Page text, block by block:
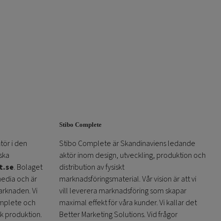
i den
. Bolaget
och är
Vi
och
produktion.
Stibo Complete
Stibo Complete är Skandinaviens ledande
aktör inom design, utveckling, produktion och
distribution av fysiskt
marknadsföringsmaterial. Vår vision är att vi
vill leverera marknadsföring som skapar
maximal effekt för våra kunder. Vi kallar det
Better Marketing Solutions. Vid frågor